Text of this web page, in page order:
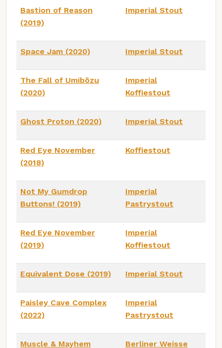
Bastion of Reason
(2019)
Imperial Stout
Space Jam (2020) Imperial Stout
The Fall of Umibōzu
(2020)
Imperial
Koffiestout
Ghost Proton (2020) Imperial Stout
Red Eye November
(2018)
Koffiestout
Not My Gumdrop
Buttons! (2019)
Imperial
Pastrystout
Red Eye November
(2019)
Imperial
Koffiestout
Equivalent Dose (2019) Imperial Stout
Paisley Cave Complex
(2022)
Imperial
Pastrystout
Muscle & Mayhem Berliner Weisse